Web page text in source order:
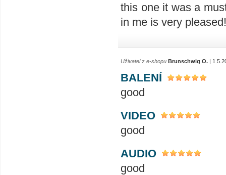
this one it was a
in me is very pleased!
Uživatel z e-shopu Brunschwig O. |
BALENÍ
good
VIDEO
good
AUDIO
good